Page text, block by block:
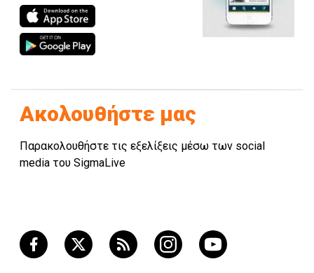
Ακολουθήστε μας
Παρακολουθήστε τις εξελίξεις μέσω των social
media του SigmaLive